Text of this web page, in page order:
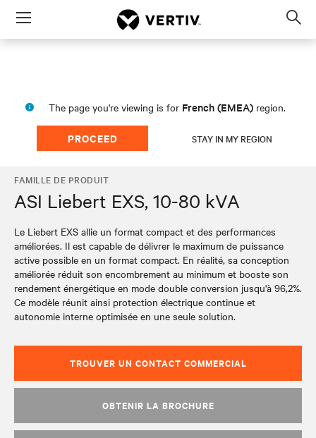
Menu
The page you're viewing is for French (EMEA) region.
PROCEED STAY IN MY REGION
FAMILLE DE PRODUIT
ASI Liebert EXS, 10-80 kVA
Le Liebert EXS allie un format compact et des performances
améliorées. Il est capable de délivrer le maximum de puissance
active possible en un format compact. En réalité, sa conception
améliorée réduit son encombrement au minimum et booste son
rendement énergétique en mode double conversion jusqu'à 96,2%.
Ce modèle réunit ainsi protection électrique continue et
autonomie interne optimisée en une seule solution.
TROUVER UN CONTACT COMMERCIAL
OBTENIR LA BROCHURE